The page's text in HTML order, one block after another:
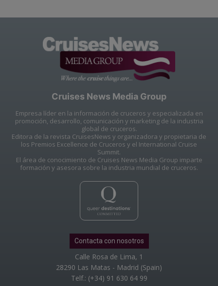
Cruises News Media Group
Empresa líder en la información de cruceros y especializada en
promoción, desarrollo, comunicación y marketing de la industria
global de cruceros.
Editora de la revista CruisesNews y organizadora y propietaria de
los Premios Excellence de Cruceros y el International Cruise
Summit.
El área de conocimiento de Cruises News Media Group imparte
formación y asesora sobre la industria mundial de cruceros.
Contacta con nosotros
Calle Rosa de Lima, 1
28290 Las Matas - Madrid (Spain)
Telf.: (+34) 91 630 64 99